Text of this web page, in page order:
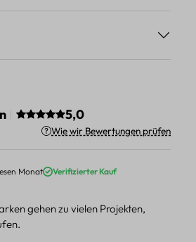
Durchschnittliche Bewertung
5,0
Wie wir Bewertungen prüfen
von 5 von 5 Sternen
Monat Verifizierter Kauf
gehen zu vielen Projekten,